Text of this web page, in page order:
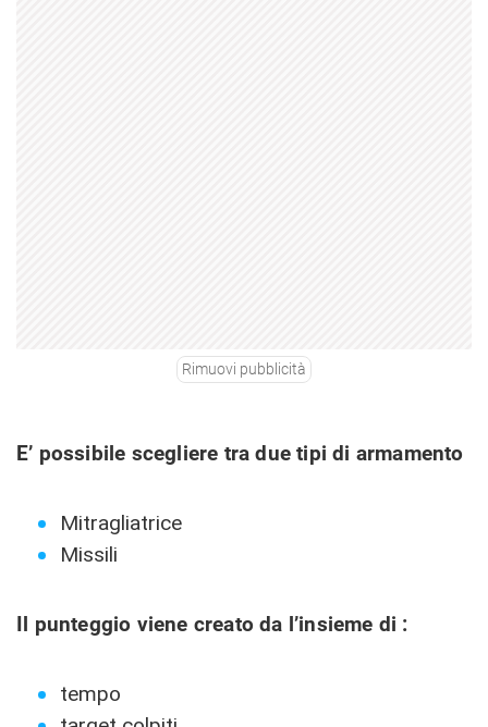
Rimuovi pubblicità
E’ possibile scegliere tra due tipi di armamento
Mitragliatrice
Missili
Il punteggio viene creato da l’insieme di :
tempo